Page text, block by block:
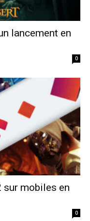
lancement en
0
sur mobiles en
0